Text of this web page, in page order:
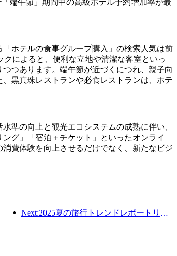
ホテルの食事グループ購入」の検索人気は前
によると、便利な立地や清潔な客室といっ
つあります。端午節が近づくにつれ、親子向
黒真珠レストランや必食レストランは、ホテ
準の向上と観光エコシステムの成熟に伴い、
グ」「宿泊＋チケット」といったオンライ
費体験を向上させるだけでなく、新たなビジ
Next:2025夏の旅行トレンドレポートリリース：親子の顧客ベースは60％以上を占めています